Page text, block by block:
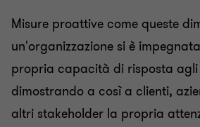
Misure proattive come queste
un'organizzazione si è
propria capacità di risposta agli
dimostrando a così a clienti,
altri stakeholder la propria